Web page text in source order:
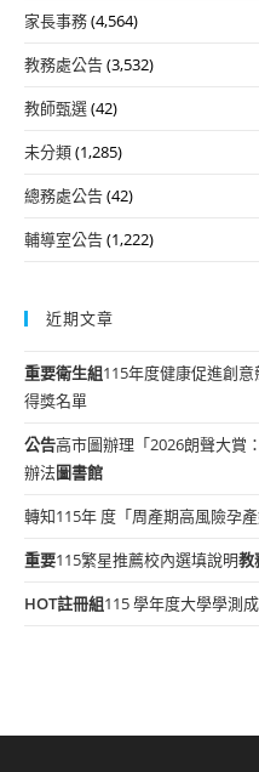
家長事務(4,564)
教務處公告(3,532)
教師甄選(42)
未分類(1,285)
總務處公告(42)
輔導室公告(1,222)
近期文章
重要衛生組115年度健康促進創
得獎名單
公告高市圖辦理「2026朗聲大賞
辦法圖書館
轉知115年 度「周產期高風險孕
重要115繁星推薦校內選填說明教
HOT註冊組115 學年度大學學測